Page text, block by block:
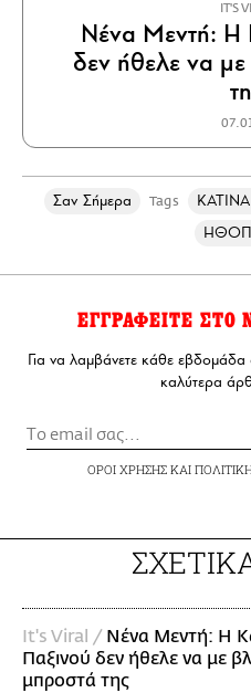
IT'S
Νένα Μεντή: Η
δεν ήθελε να
Σαν Σήμερα Tags
ΕΓΓΡΑΦΕΙΤΕ ΣΤΟ
Για να λαμβάνετε κάθε
καλύτερα
ΟΡΟΙ ΧΡΗΣΗΣΚΑΙ
It's Viral / Νένα Μεντή: Η
Παξινού δεν ήθελε να με
μπροστά της